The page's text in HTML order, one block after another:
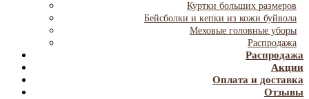
Куртки больших размеров
Бейсболки и кепки из кожи буйвола
Меховые головные уборы
Распродажа
Распродажа
Акции
Оплата и доставка
Отзывы